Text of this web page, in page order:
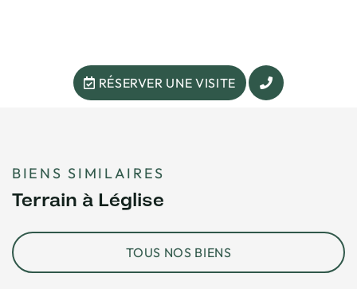
RÉSERVER UNE VISITE
BIENS SIMILAIRES
Terrain à Léglise
TOUS NOS BIENS